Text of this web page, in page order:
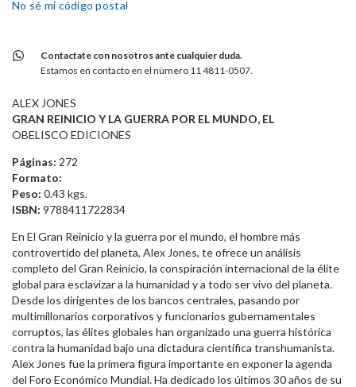
No sé mi código postal
Contactate con nosotros ante cualquier duda.
Estamos en contacto en el número 11 4811-0507.
ALEX JONES
GRAN REINICIO Y LA GUERRA POR EL MUNDO, EL
OBELISCO EDICIONES
Páginas: 272
Formato:
Peso: 0.43 kgs.
ISBN: 9788411722834
En El Gran Reinicio y la guerra por el mundo, el hombre más
controvertido del planeta, Alex Jones, te ofrece un análisis
completo del Gran Reinicio, la conspiración internacional de la élite
global para esclavizar a la humanidad y a todo ser vivo del planeta.
Desde los dirigentes de los bancos centrales, pasando por
multimillonarios corporativos y funcionarios gubernamentales
corruptos, las élites globales han organizado una guerra histórica
contra la humanidad bajo una dictadura científica transhumanista.
Alex Jones fue la primera figura importante en exponer la agenda
del Foro Económico Mundial. Ha dedicado los últimos 30 años de su